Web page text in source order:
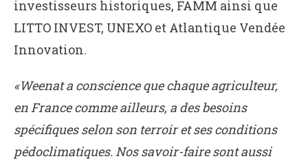
investisseurs historiques, FAMM ainsi que
LITTO INVEST, UNEXO et Atlantique Vendée
Innovation.
«Weenat a conscience que chaque agriculteur,
en France comme ailleurs, a des besoins
spécifiques selon son terroir et ses conditions
pédoclimatiques. Nos savoir-faire sont aussi